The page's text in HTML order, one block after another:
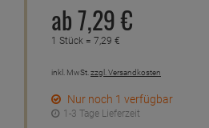
ab7,29€
1 Stück = 7,29 €
inkl. MwSt. zzgl. Versandkosten
Nur noch 1 verfügbar
1-3 Tage Lieferzeit